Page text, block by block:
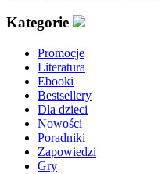
Kategorie
Promocje
Literatura
Ebooki
Bestsellery
Dla dzieci
Nowości
Poradniki
Zapowiedzi
Gry